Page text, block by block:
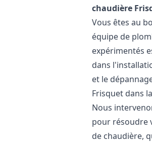
chaudière
Vous êtes au
équipe de
expérimentés
dans
et le
Frisquet dans
Nous
pour résoudre
de chaudière,